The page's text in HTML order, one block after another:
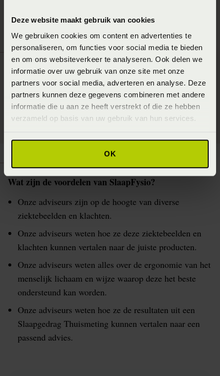
Deze website maakt gebruik van cookies
We gebruiken cookies om content en advertenties te
personaliseren, om functies voor social media te bieden
en om ons websiteverkeer te analyseren. Ook delen we
informatie over uw gebruik van onze site met onze
partners voor social media, adverteren en analyse. Deze
partners kunnen deze gegevens combineren met andere
informatie die u aan ze heeft verstrekt of die ze hebben
verzameld op basis van uw gebruik van hun services.
OK
Wat zijn de voordelen van SlaapFysio?
Onze adviseurs zijn op de hoogte van diverse
ziektebeelden en klachten.
Onze adviseurs weten hoe ze deze ziektebeelden en
klachten kunnen vertalen naar de juiste producten.
Onze adviseurs weten alles over de ergonomie van het
menselijk lichaam en wijze waarop deze het beste
ondersteund kan worden.
Onze adviseurs weten hoe ze de resultaten uit een
Slaapgedrag Thuismeting kunnen vertalen naar een
passend advies.